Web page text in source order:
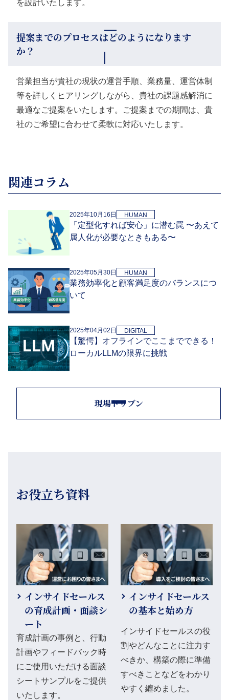
を設計いたします。
提案までのプロセスはどのようになります
か？
営業担当が貴社の現状の運営手順、業務量、運営体制
等を詳しくヒアリングしながら、貴社の課題感解消に
最適なご提案をいたします。ご提案までの期間は、貴
社のご希望に合わせて柔軟に対応いたします。
関連コラム
2025年10月16日 HUMAN
「定型化すれば安心」に潜む罠 〜あえて
属人化が必要なときもある〜
2025年05月30日 HUMAN
業務効率化と顧客満足度のバランスにつ
いて
2025年04月02日 DIGITAL
【驚愕】オフラインでここまでできる！
ローカルLLMの限界に挑戦
現場ドリブン
お役立ち資料
インサイドセールス
の育成計画・面談シ
ート
育成計画の事例と、行動
計画やフィードバック時
にご使用いただける面談
シートサンプルをご提供
いたします。
インサイドセールス
の基本と始め方
インサイドセールスの役
割やどんなことに注力す
べきか、構築の際に準備
すべきことなどをわかり
やすく纏めました。